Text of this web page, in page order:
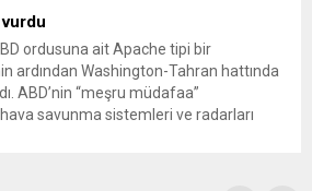
ordusuna ait Apache tipi bir
ardından Washington-Tahran hattında
ABD’nin “meşru müdafaa”
savunma sistemleri ve radarları